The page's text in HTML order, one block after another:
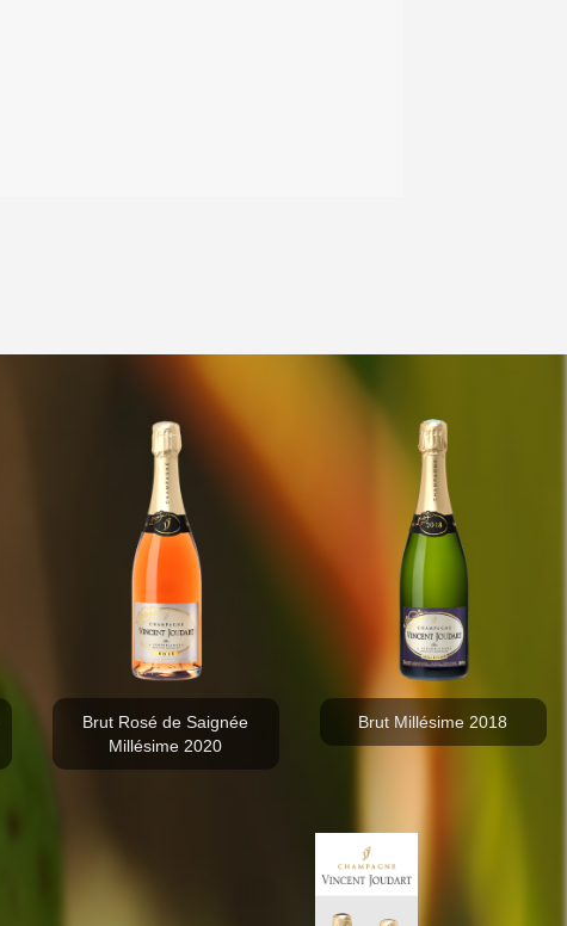
Brut Rosé de Saignée
Millésime 2020
Brut Millésime 2018